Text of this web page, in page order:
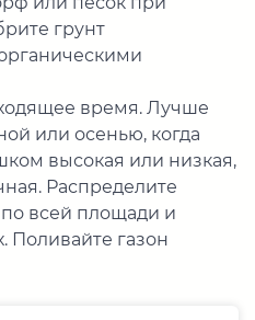
грунт
время. Лучше
или осенью, когда
высокая или низкая,
Распределите
всей площади и
Поливайте газон